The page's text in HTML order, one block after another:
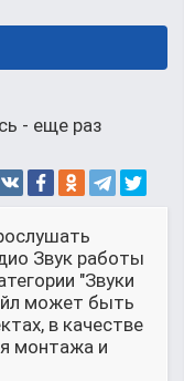
- еще раз
Звук работы
"Звуки
может быть
в качестве
монтажа и